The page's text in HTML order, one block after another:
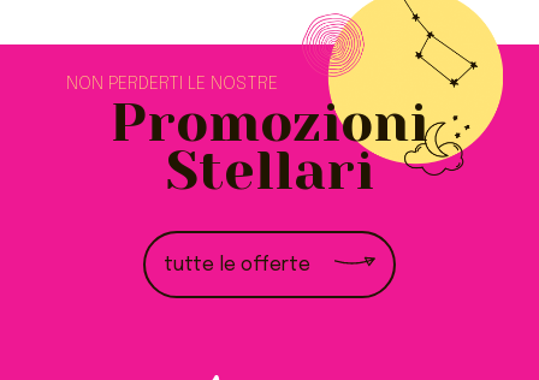
NON PERDERTI LE NOSTRE
Promozioni
Stellari
tutte le offerte